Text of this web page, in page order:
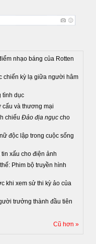
nhạo báng của Rotten
chiến kỳ lạ giữa người hâm
tình dục
cấu và thương mại
chiếu Đảo địa ngục cho
độc lập trong cuộc sống
xấu cho điện ảnh
Phim bộ truyền hình
khi xem sử thi kỳ ảo của
trưởng thành đầu tiên
Cũ hơn »